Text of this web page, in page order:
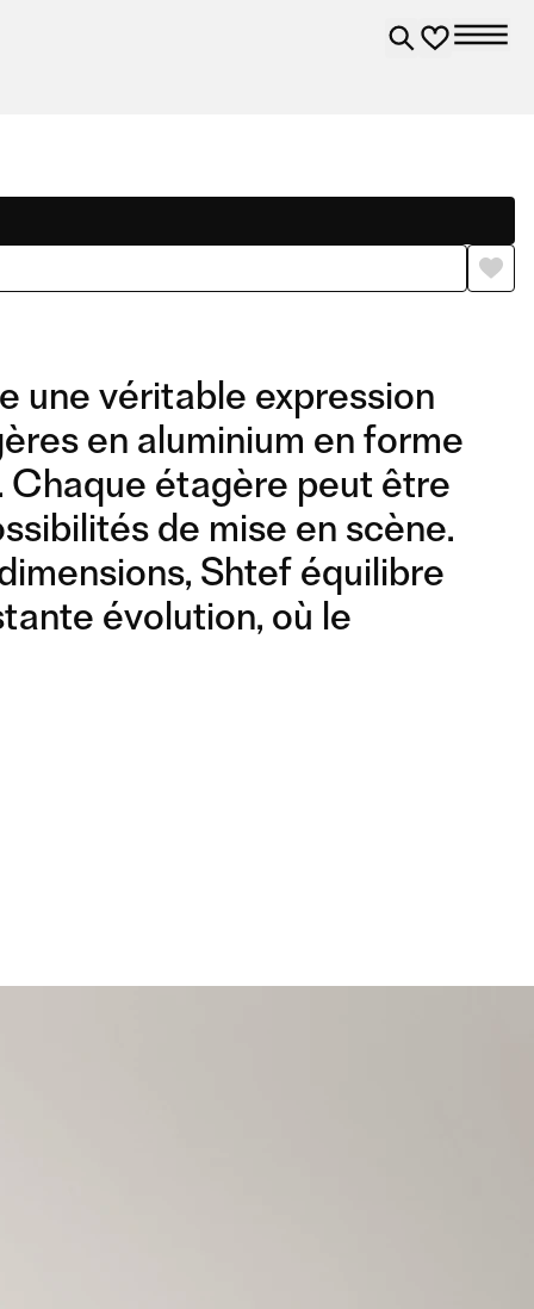
COMPOSITION 06 COMPOSITION 11
une véritable expression
en aluminium en forme
Chaque étagère peut être
de mise en scène.
Shtef équilibre
évolution, où le